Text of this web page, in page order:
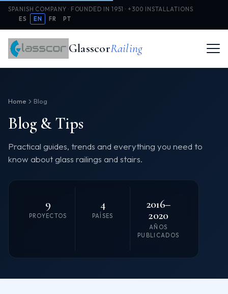
SPANISH COMPANY · FOUNDED IN 1951 · +300 INSTALLATIONS
ES EN FR PT
GlasscorRailing
Home Blog
Blog & Tips
Practical guides, trends and everything you need to
know about glass railings and stairs.
9
PROYECTOS
4
PAÍSES
2016–
2020
AÑOS
PUBLICADOS